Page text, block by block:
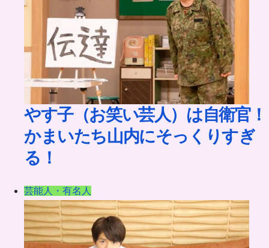
やす子（お笑い芸人）は自衛官！
かまいたち山内にそっくりすぎ
る！
芸能人・有名人